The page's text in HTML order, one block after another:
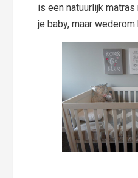
is een natuurlijk
je baby, maar